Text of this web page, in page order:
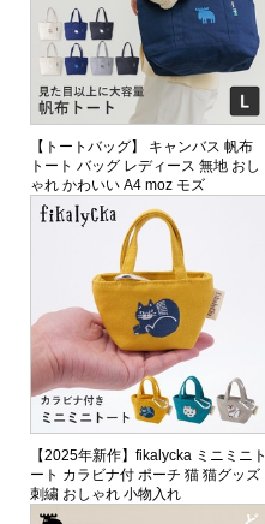
【トートバッグ】 キャンバス 帆布
トート バッグ レディース 無地 おし
ゃれ かわいい A4 moz モズ
【2025年新作】fikalycka ミニミニト
ート カラビナ付 ポーチ 猫 猫グッズ
刺繍 おしゃれ 小物入れ